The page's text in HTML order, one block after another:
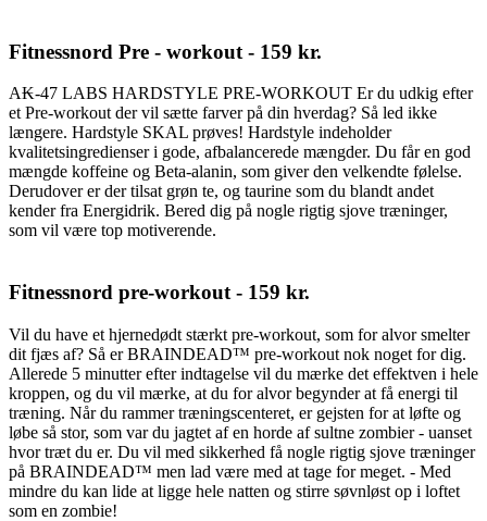
Fitnessnord Pre - workout - 159 kr.
A₭-47 LABS HARDSTYLE PRE-WORKOUT Er du udkig efter
et Pre-workout der vil sætte farver på din hverdag? Så led ikke
længere. Hardstyle SKAL prøves! Hardstyle indeholder
kvalitetsingredienser i gode, afbalancerede mængder. Du får en god
mængde koffeine og Beta-alanin, som giver den velkendte følelse.
Derudover er der tilsat grøn te, og taurine som du blandt andet
kender fra Energidrik. Bered dig på nogle rigtig sjove træninger,
som vil være top motiverende.
Fitnessnord pre-workout - 159 kr.
Vil du have et hjernedødt stærkt pre-workout, som for alvor smelter
dit fjæs af? Så er BRAINDEAD™ pre-workout nok noget for dig.
Allerede 5 minutter efter indtagelse vil du mærke det effektven i hele
kroppen, og du vil mærke, at du for alvor begynder at få energi til
træning. Når du rammer træningscenteret, er gejsten for at løfte og
løbe så stor, som var du jagtet af en horde af sultne zombier - uanset
hvor træt du er. Du vil med sikkerhed få nogle rigtig sjove træninger
på BRAINDEAD™ men lad være med at tage for meget. - Med
mindre du kan lide at ligge hele natten og stirre søvnløst op i loftet
som en zombie!